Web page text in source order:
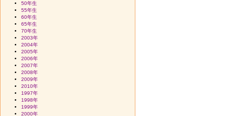
50年生
55年生
60年生
65年生
70年生
2003年
2004年
2005年
2006年
2007年
2008年
2009年
2010年
1997年
1998年
1999年
2000年